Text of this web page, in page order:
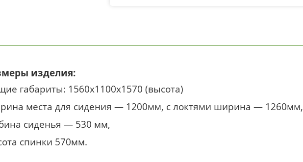
изделия:
габариты: 1560х1100х1570 (высота)
места для сидения — 1200мм, с локтями ширина — 1260мм,
сиденья — 530 мм,
спинки 570мм.